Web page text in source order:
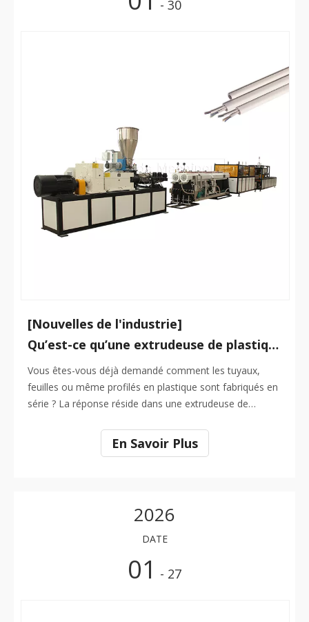
- 30
[Nouvelles de l'industrie]
Qu’est-ce qu’une extrudeuse de plastique ?
Vous êtes-vous déjà demandé comment les tuyaux,
feuilles ou même profilés en plastique sont fabriqués en
série ? La réponse réside dans une extrudeuse de
fondre le plastique brut et le façonner en formes
continues. Dans des secteurs allant de la construction à
En Savoir Plus
2026
DATE
01 - 27